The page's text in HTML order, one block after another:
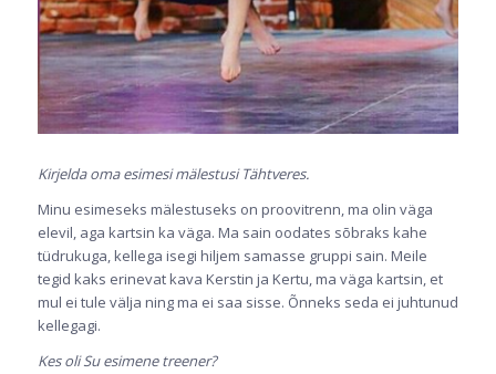
Kirjelda oma esimesi mälestusi Tähtveres.
Minu esimeseks mälestuseks on proovitrenn, ma olin väga
elevil, aga kartsin ka väga. Ma sain oodates sõbraks kahe
tüdrukuga, kellega isegi hiljem samasse gruppi sain. Meile
tegid kaks erinevat kava Kerstin ja Kertu, ma väga kartsin, et
mul ei tule välja ning ma ei saa sisse. Õnneks seda ei juhtunud
kellegagi.
Kes oli Su esimene treener?